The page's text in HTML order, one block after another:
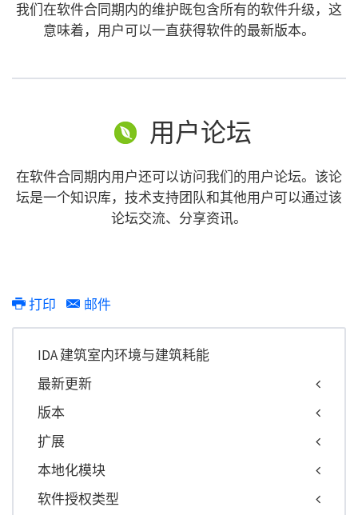
我们在软件合同期内的维护既包含所有的软件升级，这
意味着，用户可以一直获得软件的最新版本。
用户论坛
在软件合同期内用户还可以访问我们的用户论坛。该论
坛是一个知识库，技术支持团队和其他用户可以通过该
论坛交流、分享资讯。
打印 邮件
IDA 建筑室内环境与建筑耗能
最新更新
版本
扩展
本地化模块
软件授权类型